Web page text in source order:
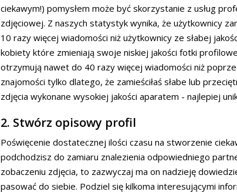
ciekawym!) pomysłem może być skorzystanie z usług
zdjęciowej. Z naszych statystyk wynika, że użytkownicy
10 razy więcej wiadomości niż użytkownicy ze słabej
kobiety które zmieniają swoje niskiej jakości fotki
otrzymują nawet do 40 razy więcej wiadomości niż
znajomości tylko dlatego, że zamieściłaś słabe lub
zdjęcia wykonane wysokiej jakości aparatem - najlepiej
2. Stwórz opisowy profil
Poświęcenie dostatecznej ilości czasu na stworzenie
podchodzisz do zamiaru znalezienia odpowiedniego
zobaczeniu zdjęcia, to zazwyczaj ma on nadzieję
pasować do siebie. Podziel się kilkoma interesującymi